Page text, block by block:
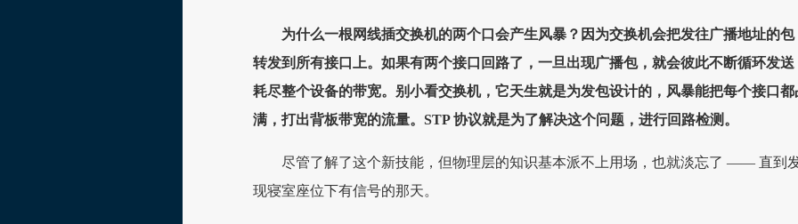
为什么一根网线插交换机的两个口会产生风暴？因为交换机会把发往广播地址的包
转发到所有接口上。如果有两个接口回路了，一旦出现广播包，就会彼此不断循环发送
耗尽整个设备的带宽。别小看交换机，它天生就是为发包设计的，风暴能把每个接口都
满，打出背板带宽的流量。STP 协议就是为了解决这个问题，进行回路检测。
尽管了解了这个新技能，但物理层的知识基本派不上用场，也就淡忘了 —— 直到
现寝室座位下有信号的那天。